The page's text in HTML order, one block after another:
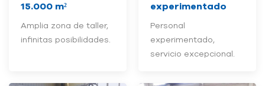
15.000 m²
Amplia zona de taller,
infinitas posibilidades.
experimentado
Personal
experimentado,
servicio excepcional.